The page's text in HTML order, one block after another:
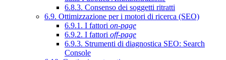
6.8.3. Consenso dei soggetti ritratti
6.9. Ottimizzazione per i motori di ricerca (SEO)
6.9.1. I fattori on-page
6.9.2. I fattori off-page
6.9.3. Strumenti di diagnostica SEO: Search
Console